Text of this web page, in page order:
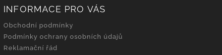
INFORMACE PRO VÁS
Obchodní podmínky
Podmínky ochrany osobních údajů
Reklamační řád